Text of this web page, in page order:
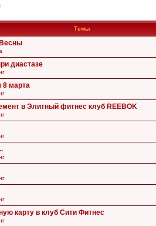
Темы
диастазе
8 марта
в Элитный фитнес клуб REEBOK
карту в клуб Сити Фитнес